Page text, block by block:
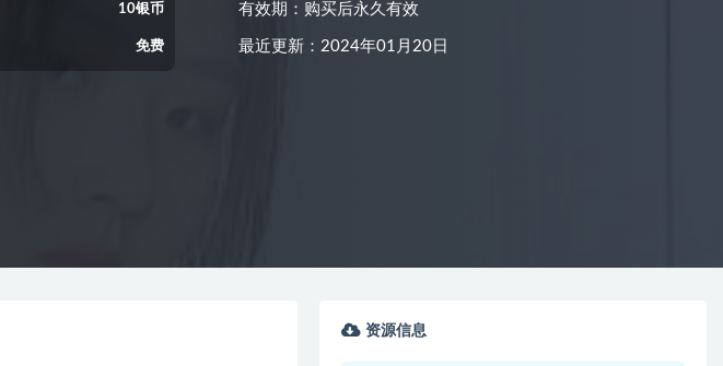
10银币
免费
有效期：购买后永久有效
最近更新：2024年01月20日
资源信息